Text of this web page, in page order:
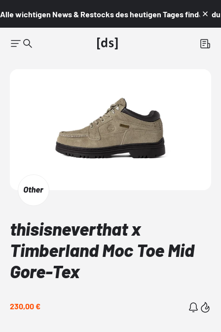
Alle wichtigen News & Restocks des heutigen Tages findest du
thisisneverthat x
Timberland Moc Toe Mid
Gore-Tex
230,00 €